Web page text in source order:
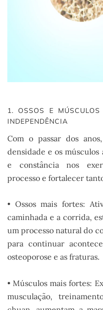
1. OSSOS E
INDEPENDÊNCIA
Com o passar dos
densidade e os
e constância nos
processo e fortalecer
• Ossos mais fortes:
caminhada e a corrida,
um processo natural do
para continuar
osteoporose e as fraturas.
• Músculos mais fortes:
musculação,